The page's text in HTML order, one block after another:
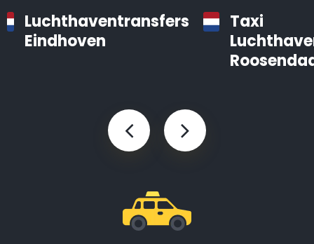
Luchthaventransfers
Eindhoven
Taxi